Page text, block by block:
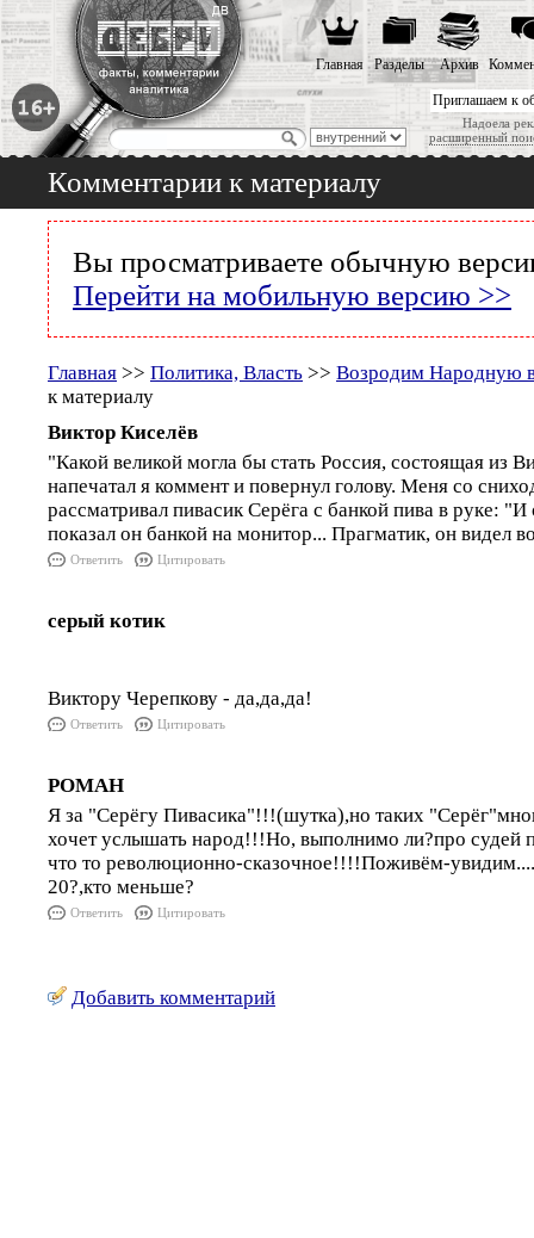
Приглашаем к
Надоела
расширенный
Главная Разделы Архив
Комментарии к материалу
Вы просматриваете обычную
Перейти на мобильную версию >>
Главная >> Политика, Власть >> Возродим Народную
к материалу
Виктор Киселёв
"Какой великой могла бы стать Россия, состоящая из
напечатал я коммент и повернул голову. Меня со
рассматривал пивасик Серёга с банкой пива в руке:
показал он банкой на монитор... Прагматик, он видел
Ответить Цитировать
серый котик
Виктору Черепкову - да,да,да!
Ответить Цитировать
РОМАН
Я за "Серёгу Пивасика"!!!(шутка),но таких
хочет услышать народ!!!Но, выполнимо ли?про судей
что то революционно-сказочное!!!!Поживём-
20?,кто меньше?
Ответить Цитировать
Добавить комментарий